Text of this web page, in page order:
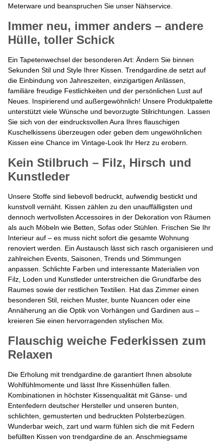
Meterware und beanspruchen Sie unser Nähservice.
Immer neu, immer anders – andere
Hülle, toller Schick
Ein Tapetenwechsel der besonderen Art: Ändern Sie binnen
Sekunden Stil und Style Ihrer Kissen. Trendgardine.de setzt auf
die Einbindung von Jahreszeiten, einzigartigen Anlässen,
familiäre freudige Festlichkeiten und der persönlichen Lust auf
Neues. Inspirierend und außergewöhnlich! Unsere Produktpalette
unterstützt viele Wünsche und bevorzugte Stilrichtungen. Lassen
Sie sich von der eindrucksvollen Aura Ihres flauschigen
Kuschelkissens überzeugen oder geben dem ungewöhnlichen
Kissen eine Chance im Vintage-Look Ihr Herz zu erobern.
Kein Stilbruch – Filz, Hirsch und
Kunstleder
Unsere Stoffe sind liebevoll bedruckt, aufwendig bestickt und
kunstvoll vernäht. Kissen zählen zu den unauffälligsten und
dennoch wertvollsten Accessoires in der Dekoration von Räumen
als auch Möbeln wie Betten, Sofas oder Stühlen. Frischen Sie Ihr
Interieur auf – es muss nicht sofort die gesamte Wohnung
renoviert werden. Ein Austausch lässt sich rasch organisieren und
zahlreichen Events, Saisonen, Trends und Stimmungen
anpassen. Schlichte Farben und interessante Materialien von
Filz, Loden und Kunstleder unterstreichen die Grundfarbe des
Raumes sowie der restlichen Textilien. Hat das Zimmer einen
besonderen Stil, reichen Muster, bunte Nuancen oder eine
Annäherung an die Optik von Vorhängen und Gardinen aus –
kreieren Sie einen hervorragenden stylischen Mix.
Flauschig weiche Federkissen zum
Relaxen
Die Erholung mit trendgardine.de garantiert Ihnen absolute
Wohlfühlmomente und lässt Ihre Kissenhüllen fallen.
Kombinationen in höchster Kissenqualität mit Gänse- und
Entenfedern deutscher Hersteller und unseren bunten,
schlichten, gemusterten und bedruckten Polsterbezügen.
Wunderbar weich, zart und warm fühlen sich die mit Federn
befüllten Kissen von trendgardine.de an. Anschmiegsame